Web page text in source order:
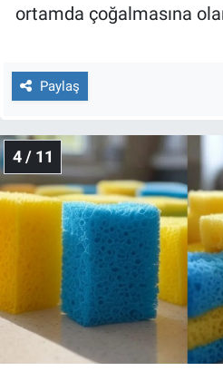
ortamda çoğalmasına
Paylaş
4 / 11